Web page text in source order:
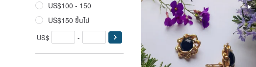
US$100 - 150
US$150 ขึ้นไป
US$ -